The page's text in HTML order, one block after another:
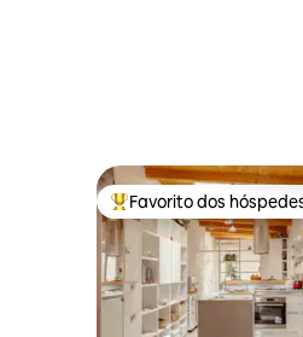
Favoritos dos hóspedes
Favorito dos